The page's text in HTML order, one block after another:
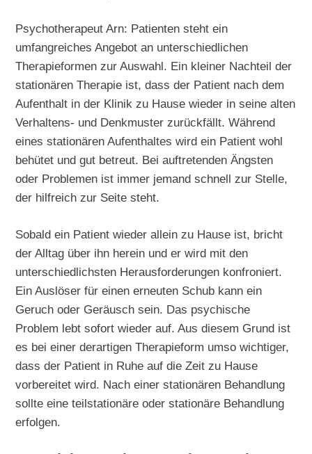
Psychotherapeut Arn: Patienten steht ein
umfangreiches Angebot an unterschiedlichen
Therapieformen zur Auswahl. Ein kleiner Nachteil der
stationären Therapie ist, dass der Patient nach dem
Aufenthalt in der Klinik zu Hause wieder in seine alten
Verhaltens- und Denkmuster zurückfällt. Während
eines stationären Aufenthaltes wird ein Patient wohl
behütet und gut betreut. Bei auftretenden Ängsten
oder Problemen ist immer jemand schnell zur Stelle,
der hilfreich zur Seite steht.
Sobald ein Patient wieder allein zu Hause ist, bricht
der Alltag über ihn herein und er wird mit den
unterschiedlichsten Herausforderungen konfroniert.
Ein Auslöser für einen erneuten Schub kann ein
Geruch oder Geräusch sein. Das psychische
Problem lebt sofort wieder auf. Aus diesem Grund ist
es bei einer derartigen Therapieform umso wichtiger,
dass der Patient in Ruhe auf die Zeit zu Hause
vorbereitet wird. Nach einer stationären Behandlung
sollte eine teilstationäre oder stationäre Behandlung
erfolgen.